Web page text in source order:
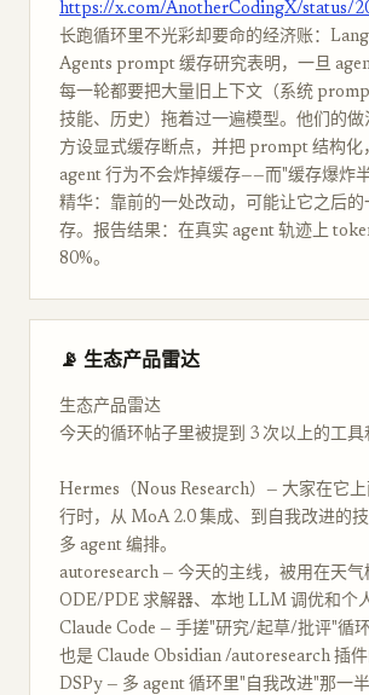
https://x.com/AnotherCodingX/status/
长跑循环里不光彩却要命的经济账：
Agents prompt 缓存研究表明，一旦
每一轮都要把大量旧上下文（系统
技能、历史）拖着过一遍模型。他们的
方设显式缓存断点，并把 prompt 结构化
agent 行为不会炸掉缓存——而"缓存爆炸
精华：靠前的一处改动，可能让它之后的
存。报告结果：在真实 agent 轨迹上
80%。
📡 生态产品雷达
生态产品雷达
今天的循环帖子里被提到 3 次以上的工具
Hermes（Nous Research）— 大家在它
行时，从 MoA 2.0 集成、到自我改进的
多 agent 编排。
autoresearch — 今天的主线，被用在天气
ODE/PDE 求解器、本地 LLM 调优和个
Claude Code — 手搓"研究/起草/批评"循环
也是 Claude Obsidian /autoresearch 插件
DSPy — 多 agent 循环里"自我改进"那一